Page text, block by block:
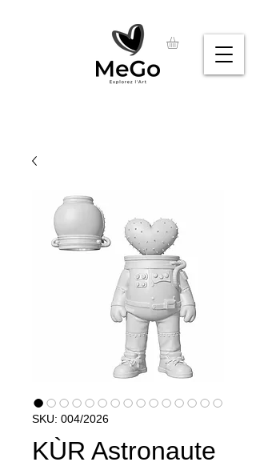
SKU: 004/2026
KÙR Astronaute